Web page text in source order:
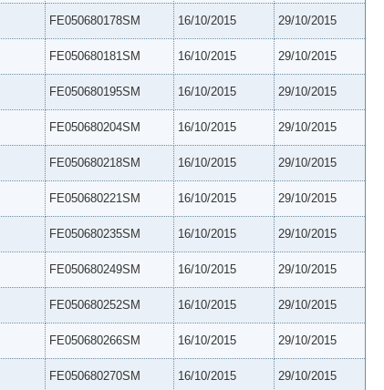
FE050680178SM 16/10/2015 29/10/2015
FE050680181SM 16/10/2015 29/10/2015
FE050680195SM 16/10/2015 29/10/2015
FE050680204SM 16/10/2015 29/10/2015
FE050680218SM 16/10/2015 29/10/2015
FE050680221SM 16/10/2015 29/10/2015
FE050680235SM 16/10/2015 29/10/2015
FE050680249SM 16/10/2015 29/10/2015
FE050680252SM 16/10/2015 29/10/2015
FE050680266SM 16/10/2015 29/10/2015
FE050680270SM 16/10/2015 29/10/2015